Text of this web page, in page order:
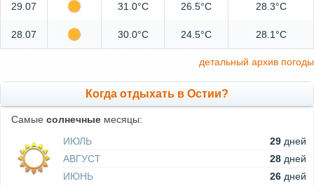
29.07 31.0°C 26.5°C 28.3°C
28.07 30.0°C 24.5°C 28.1°C
детальный архив погоды
Когда отдыхать в Остии?
Самые солнечные месяцы:
ИЮЛЬ
29 дней
АВГУСТ
28 дней
ИЮНЬ
26 дней